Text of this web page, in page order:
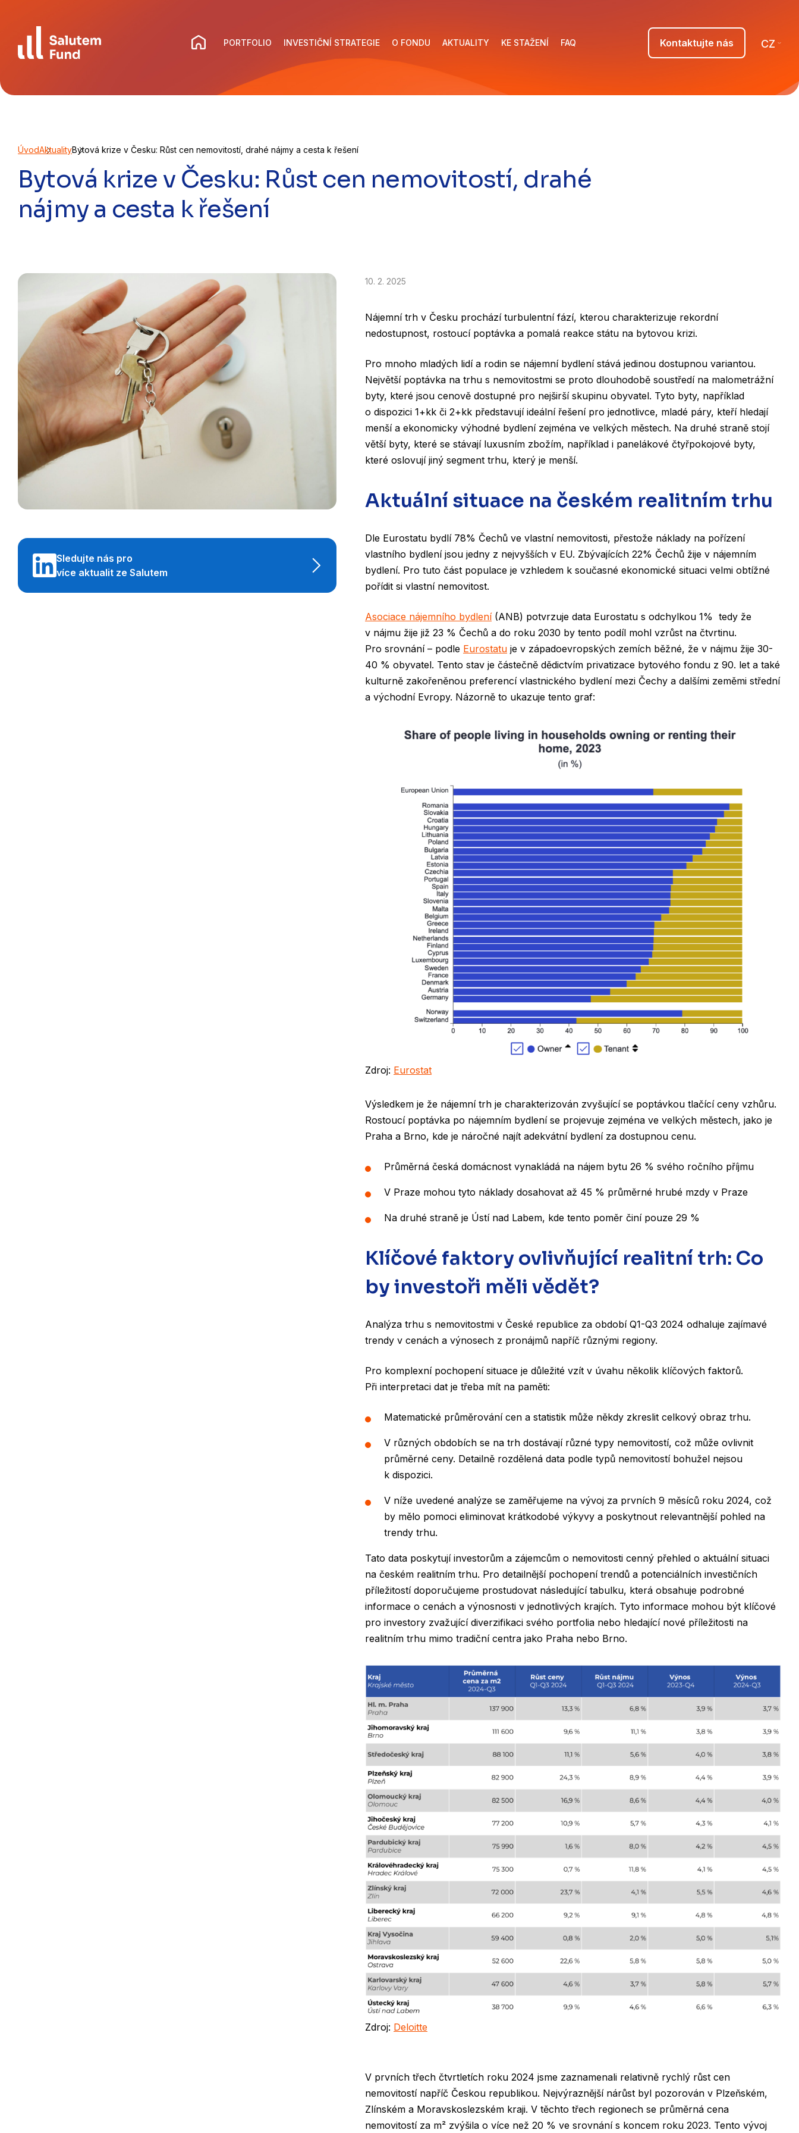
content
PORTFOLIO INVESTIČNÍ STRATEGIE O FONDU AKTUALITY KE STAŽENÍ FAQ Kontaktujte nás CZ
ÚvodAktualityBytová krize v Česku: Růst cen nemovitostí, drahé nájmy a cesta k řešení
Bytová krize v Česku: Růst cen nemovitostí, drahé
nájmy a cesta k řešení
Sledujte nás pro
více aktualit ze Salutem
10. 2. 2025
Nájemní trh v Česku prochází turbulentní fází, kterou charakterizuje rekordní
nedostupnost, rostoucí poptávka a pomalá reakce státu na bytovou krizi.
Pro mnoho mladých lidí a rodin se nájemní bydlení stává jedinou dostupnou variantou.
Největší poptávka na trhu s nemovitostmi se proto dlouhodobě soustředí na malometrážní
byty, které jsou cenově dostupné pro nejširší skupinu obyvatel. Tyto byty, například
o dispozici 1+kk či 2+kk představují ideální řešení pro jednotlivce, mladé páry, kteří hledají
menší a ekonomicky výhodné bydlení zejména ve velkých městech. Na druhé straně stojí
větší byty, které se stávají luxusním zbožím, například i panelákové čtyřpokojové byty,
které oslovují jiný segment trhu, který je menší.
Aktuální situace na českém realitním trhu
Dle Eurostatu bydlí 78% Čechů ve vlastní nemovitosti, přestože náklady na pořízení
vlastního bydlení jsou jedny z nejvyšších v EU. Zbývajících 22% Čechů žije v nájemním
bydlení. Pro tuto část populace je vzhledem k současné ekonomické situaci velmi obtížné
pořídit si vlastní nemovitost.
Asociace nájemního bydlení(ANB) potvrzuje data Eurostatu s odchylkou 1% tedy že
v nájmu žije již 23 % Čechů a do roku 2030 by tento podíl mohl vzrůst na čtvrtinu.
Pro srovnání – podle Eurostatu je v západoevropských zemích běžné, že v nájmu žije 30-
40 % obyvatel. Tento stav je částečně dědictvím privatizace bytového fondu z 90. let a také
kulturně zakořeněnou preferencí vlastnického bydlení mezi Čechy a dalšími zeměmi střední
a východní Evropy. Názorně to ukazuje tento graf:
Zdroj: Eurostat
Výsledkem je že nájemní trh je charakterizován zvyšující se poptávkou tlačící ceny vzhůru.
Rostoucí poptávka po nájemním bydlení se projevuje zejména ve velkých městech, jako je
Praha a Brno, kde je náročné najít adekvátní bydlení za dostupnou cenu.
Průměrná česká domácnost vynakládá na nájem bytu 26 % svého ročního příjmu
V Praze mohou tyto náklady dosahovat až 45 % průměrné hrubé mzdy v Praze
Na druhé straně je Ústí nad Labem, kde tento poměr činí pouze 29 %
Klíčové faktory ovlivňující realitní trh: Co
by investoři měli vědět?
Analýza trhu s nemovitostmi v České republice za období Q1-Q3 2024 odhaluje zajímavé
trendy v cenách a výnosech z pronájmů napříč různými regiony.
Pro komplexní pochopení situace je důležité vzít v úvahu několik klíčových faktorů.
Při interpretaci dat je třeba mít na paměti:
Matematické průměrování cen a statistik může někdy zkreslit celkový obraz trhu.
V různých obdobích se na trh dostávají různé typy nemovitostí, což může ovlivnit
průměrné ceny. Detailně rozdělená data podle typů nemovitostí bohužel nejsou
k dispozici.
V níže uvedené analýze se zaměřujeme na vývoj za prvních 9 měsíců roku 2024, což
by mělo pomoci eliminovat krátkodobé výkyvy a poskytnout relevantnější pohled na
trendy trhu.
Tato data poskytují investorům a zájemcům o nemovitosti cenný přehled o aktuální situaci
na českém realitním trhu. Pro detailnější pochopení trendů a potenciálních investičních
příležitostí doporučujeme prostudovat následující tabulku, která obsahuje podrobné
informace o cenách a výnosnosti v jednotlivých krajích. Tyto informace mohou být klíčové
pro investory zvažující diverzifikaci svého portfolia nebo hledající nové příležitosti na
realitním trhu mimo tradiční centra jako Praha nebo Brno.
Zdroj: Deloitte
V prvních třech čtvrtletích roku 2024 jsme zaznamenali relativně rychlý růst cen
nemovitostí napříč Českou republikou. Nejvýraznější nárůst byl pozorován v Plzeňském,
Zlínském a Moravskoslezském kraji. V těchto třech regionech se průměrná cena
nemovitostí za m² zvýšila o více než 20 % ve srovnání s koncem roku 2023. Tento vývoj